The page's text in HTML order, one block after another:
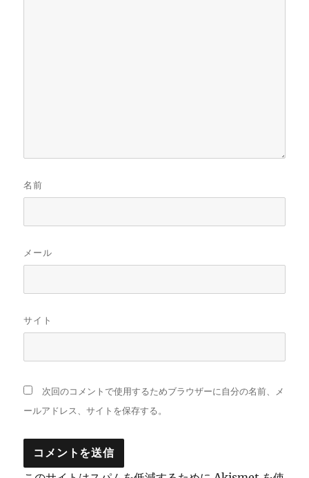
名前
メール
サイト
次回のコメントで使用するためブラウザーに自分の名前、メ
ールアドレス、サイトを保存する。